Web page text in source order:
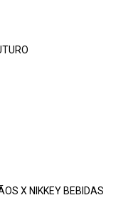
X NIKKEY BEBIDAS